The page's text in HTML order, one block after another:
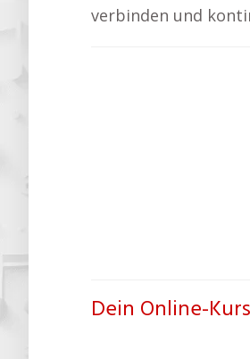
verbinden und
Dein Online-